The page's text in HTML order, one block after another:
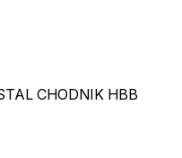
CHODNIK HBB